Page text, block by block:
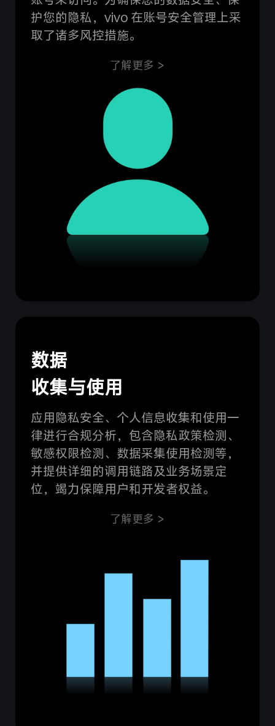
护您的隐私，vivo 在账号安全管理上采
取了诸多风控措施。
了解更多 >
数据
收集与使用
应用隐私安全、个人信息收集和使用一
律进行合规分析，包含隐私政策检测、
敏感权限检测、数据采集使用检测等，
并提供详细的调用链路及业务场景定
位，竭力保障用户和开发者权益。
了解更多 >